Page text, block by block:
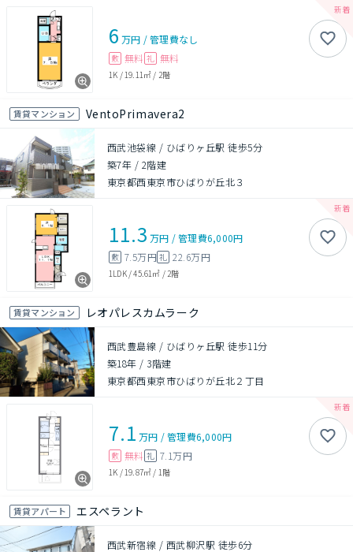
6 万円 /管理費なし
敷 無料 礼 無料
1K / 19.11㎡ / 2階
賃貸マンション VentoPrimavera2
西武池袋線 / ひばりヶ丘駅 徒歩5分
築7年 / 2階建
東京都西東京市ひばりが丘北３
11.3 万円 /管理費6,000円
敷 7.5万円礼 22.6万円
1LDK/45.61㎡ / 2階
賃貸マンション レオパレスカムラーク
西武豊島線 / ひばりヶ丘駅 徒歩11分
築18年 / 3階建
東京都西東京市ひばりが丘北２丁目
7.1 万円 /管理費6,000円
敷 無料 礼 7.1万円
1K / 19.87㎡ / 1階
賃貸アパート エスペラント
西武新宿線 / 西武柳沢駅 徒歩6分